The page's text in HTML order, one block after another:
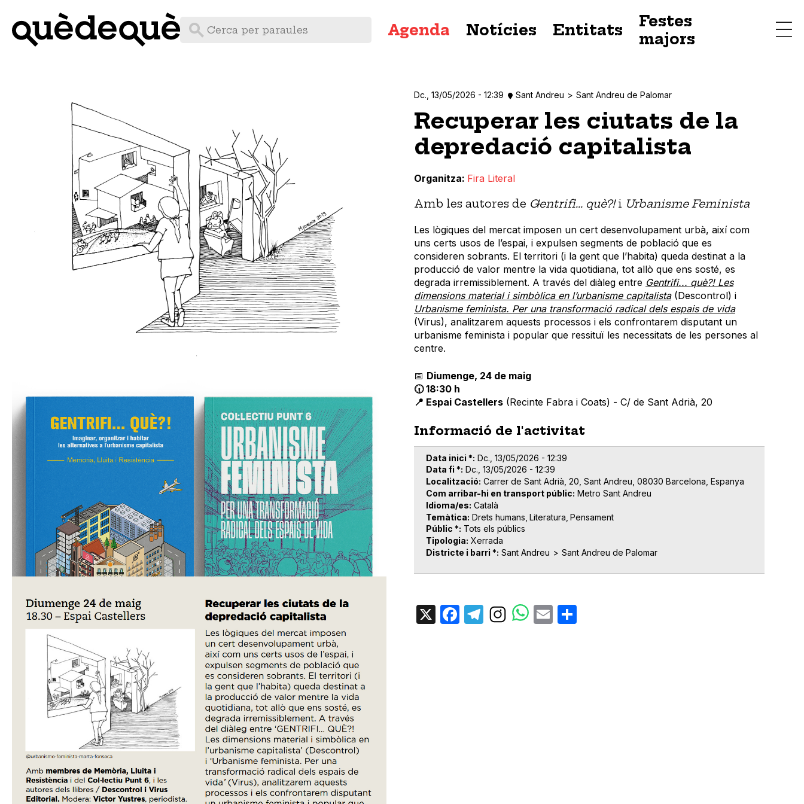
principal
Agenda Notícies Entitats
Festes
majors
Dc., 13/05/2026 - 12:39 Sant Andreu Sant Andreu de Palomar
Recuperar les ciutats de la
depredació capitalista
Organitza Fira Literal
Amb les autores de Gentrifi... què?!i Urbanisme Feminista
Les lògiques del mercat imposen un cert desenvolupament urbà, així com
uns certs usos de l’espai, i expulsen segments de població que es
consideren sobrants. El territori (i la gent que l’habita) queda destinat a la
producció de valor mentre la vida quotidiana, tot allò que ens sosté, es
degrada irremissiblement. A través del diàleg entre Gentrifi... què?! Les
dimensions material i simbòlica en l’urbanisme capitalista(Descontrol) i
Urbanisme feminista. Per una transformació radical dels espais de vida
(Virus), analitzarem aquests processos i els confrontarem disputant un
urbanisme feminista i popular que ressituï les necessitats de les persones al
centre.
📅 Diumenge, 24 de maig
🕡 18:30 h
📍 Espai Castellers (Recinte Fabra i Coats) - C/ de Sant Adrià, 20
Informació de l'activitat
Data inici * Dc., 13/05/2026 - 12:39
Data fi * Dc., 13/05/2026 - 12:39
Localització Carrer de Sant Adrià, 20, Sant Andreu, 08030 Barcelona, Espanya
Com arribar-hi en transport públic Metro Sant Andreu
Idioma/es Català
Temàtica Drets humans Literatura Pensament
Públic * Tots els públics
Tipologia Xerrada
Districte i barri * Sant Andreu Sant Andreu de Palomar
X Facebook
TelegramEmail